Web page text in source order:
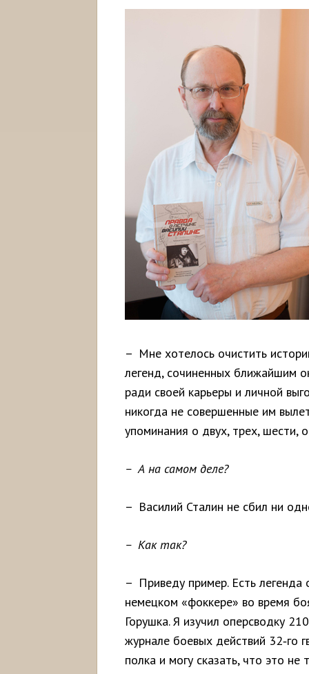
– Мне хотелось очистить
легенд, сочиненных ближайшим
ради своей карьеры и личной
никогда не совершенные им
упоминания о двух, трех, шести,
– А на самом деле?
– Василий Сталин не сбил ни
– Как так?
– Приведу пример. Есть
немецком «фоккере» во время
Горушка. Я изучил оперсводку
журнале боевых действий 32‑го
полка и могу сказать, что это не